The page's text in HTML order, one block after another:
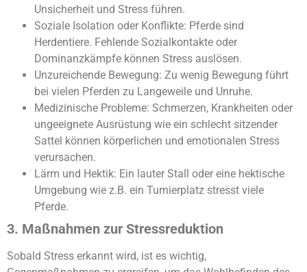
Unsicherheit und Stress führen.
Soziale Isolation oder Konflikte: Pferde sind
Herdentiere. Fehlende Sozialkontakte oder
Dominanzkämpfe können Stress auslösen.
Unzureichende Bewegung: Zu wenig Bewegung führt
bei vielen Pferden zu Langeweile und Unruhe.
Medizinische Probleme: Schmerzen, Krankheiten oder
ungeeignete Ausrüstung wie ein schlecht sitzender
Sattel können körperlichen und emotionalen Stress
verursachen.
Lärm und Hektik: Ein lauter Stall oder eine hektische
Umgebung wie z.B. ein Turnierplatz stresst viele
Pferde.
3. Maßnahmen zur Stressreduktion
Sobald Stress erkannt wird, ist es wichtig,